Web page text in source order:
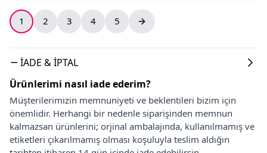
1 2 3 4 5
İADE & İPTAL
Ürünlerimi nasıl iade ederim?
Müşterilerimizin memnuniyeti ve beklentileri bizim için
önemlidir. Herhangi bir nedenle siparişinden memnun
kalmazsan ürünlerini; orjinal ambalajında, kullanılmamış ve
etiketleri çıkarılmamış olması koşuluyla teslim aldığın